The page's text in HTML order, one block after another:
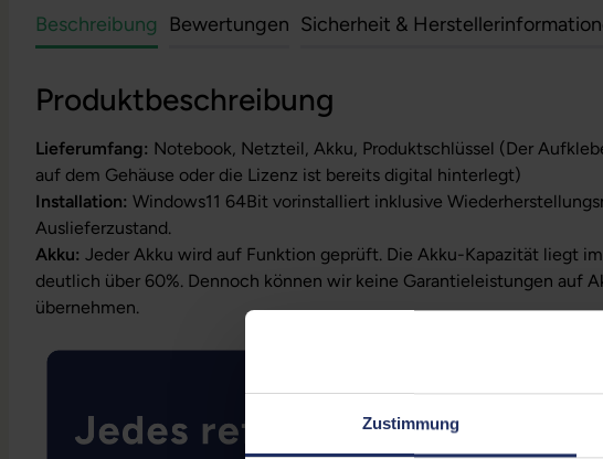
Zustimmung
Beschreibung Bewertungen Sicherheit &
Produktbeschreibung
Lieferumfang: Notebook, Netzteil, Akku, Produktschlüssel (Der
auf dem Gehäuse oder die Lizenz ist bereits digital hinterlegt)
Installation: Windows11 64Bit vorinstalliert inklusive
Auslieferzustand.
Akku: Jeder Akku wird auf Funktion geprüft. Die Akku-Kapazität liegt
deutlich über 60%. Dennoch können wir keine Garantieleistungen auf
übernehmen.